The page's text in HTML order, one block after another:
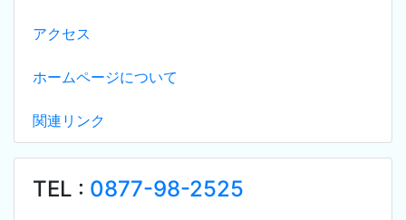
アクセス
ホームページについて
関連リンク
TEL : 0877-98-2525